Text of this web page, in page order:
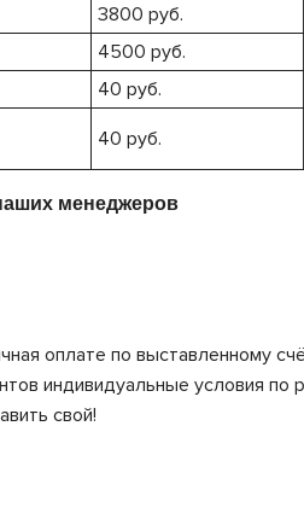
3800 руб.
4500 руб.
40 руб.
40 руб.
менеджеров
оплате по выставленному
индивидуальные условия по
свой!